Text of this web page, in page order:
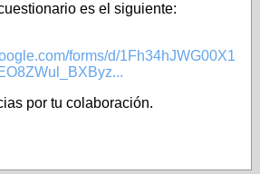
es el siguiente:
forms/d/1Fh34hJWG00X1
por tu colaboración.